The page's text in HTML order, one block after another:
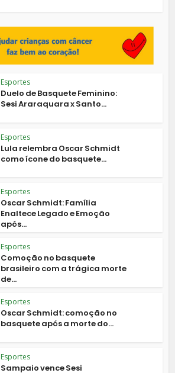
Esportes
Duelo de Basquete Feminino:
Sesi Araraquara x Santo...
Esportes
Lula relembra Oscar Schmidt
como ícone do basquete...
Esportes
Oscar Schmidt: Família
Enaltece Legado e Emoção
após...
Esportes
Comoção no basquete
brasileiro com a trágica morte
de...
Esportes
Oscar Schmidt: comoção no
basquete após a morte do...
Esportes
Sampaio vence Sesi